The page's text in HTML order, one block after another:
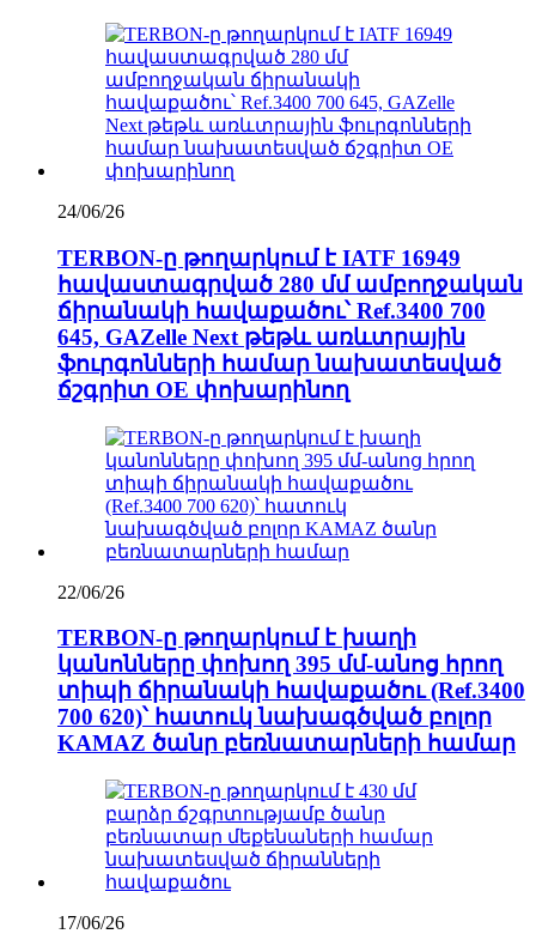
24/06/26
TERBON-ը թողարկում է IATF 16949
հավաստագրված 280 մմ ամբողջական
ճիրանակի հավաքածու՝ Ref.3400 700
645, GAZelle Next թեթև առևտրային
ֆուրգոնների համար նախատեսված
ճշգրիտ OE փոխարինող
22/06/26
TERBON-ը թողարկում է խաղի
կանոնները փոխող 395 մմ-անոց հրող
տիպի ճիրանակի հավաքածու (Ref.3400
700 620)՝ հատուկ նախագծված բոլոր
KAMAZ ծանր բեռնատարների համար
17/06/26